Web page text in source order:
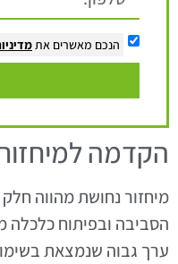
הנכם מאשרים את
הקדמה
מיחזור נחושת מהווה
הסביבה ובפיתוח
ערך גבוה שנמצאת